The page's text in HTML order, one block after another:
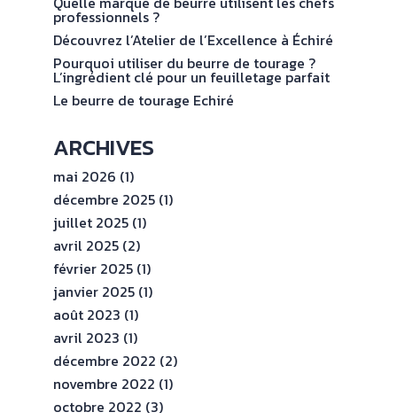
ENGAGEMENTS
ESPACE
PROFESSIONNEL
professionnels ?
Découvrez l’Atelier de l’Excellence à Échiré
Pourquoi utiliser du beurre de tourage ?
L’ingrédient clé pour un feuilletage parfait
Le beurre de tourage Echiré
ARCHIVES
mai 2026 (1)
décembre 2025 (1)
juillet 2025 (1)
avril 2025 (2)
février 2025 (1)
janvier 2025 (1)
août 2023 (1)
avril 2023 (1)
décembre 2022 (2)
novembre 2022 (1)
octobre 2022 (3)